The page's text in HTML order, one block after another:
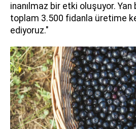
inanılmaz bir etki oluşuyor.
toplam 3.500 fidanla üretime
ediyoruz."